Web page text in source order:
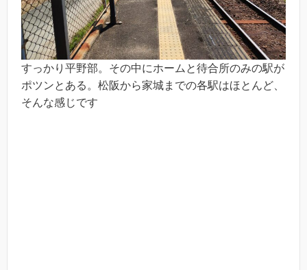
すっかり平野部。その中にホームと待合所のみの駅が
ポツンとある。松阪から家城までの各駅はほとんど、
そんな感じです